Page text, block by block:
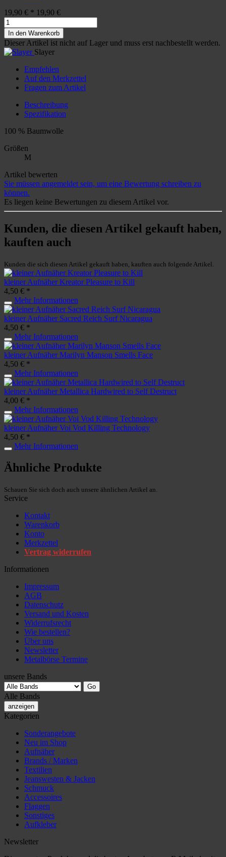
19,90 € * 19,90 €
In den Warenkorb
Dieser Artikel ist nicht auf Lager und muss erst nachbestellt werden.
Slayer
Empfehlen
Auf den Merkzettel
Fragen zum Artikel
Beschreibung
Spezifikation
100 % Baumwolle
Größen
M
Artikel bewerten
Sie müssen angemeldet sein, um eine Bewertung schreiben zu
können.
Es liegen keine Bewertungen zu diesem Artikel vor.
Kunden, die diesen Artikel gekauft haben,
kauften auch
Kunden die sich diesen Artikel gekauft haben, kauften auch folgende Artikel.
kleiner Aufnäher Kreator Pleasure to Kill
4,50 € *
Mehr Informationen
kleiner Aufnäher Sacred Reich Surf Nicaragua
4,50 € *
Mehr Informationen
kleiner Aufnäher Marilyn Manson Smells Face
4,50 € *
Mehr Informationen
kleiner Aufnäher Metallica Hardwired to Self Destruct
4,00 € *
Mehr Informationen
kleiner Aufnäher Voi Vod Killing Technology
4,50 € *
Mehr Informationen
Ähnliche Produkte
Schauen Sie sich doch auch unsere ähnlichen Artikel an.
Service
Kontakt
Warenkorb
Konto
Merkzettel
Vertrag widerrufen
Informationen
Impressum
AGB
Datenschutz
Versand und Kosten
Widerrufsrecht
Wie bestellen?
Über uns
Newsletter
Metalbörse Termine
unsere Bands
Alle Bands
anzeigen
Kategorien
Sonderangebote
Neu im Shop
Aufnäher
Brands / Marken
Textilien
Jeanswesten & Jacken
Schmuck
Accessoires
Flaggen
Sonstiges
Aufkleber
Newsletter